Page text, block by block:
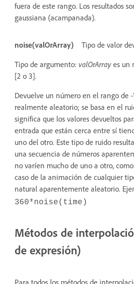
fuera de este rango. Los resultados
gaussiana (acampanada).
noise(valOrArray)
Tipo de valor
Tipo de argumento: valOrArray es un
[2 o 3].
Devuelve un número en el rango de -
realmente aleatorio; se basa en el
significa que los valores devueltos
entrada que están cerca entre sí
uno del otro. Este tipo de ruido
una secuencia de números
no varíen mucho de uno a otro,
caso de la animación de cualquier
natural aparentemente aleatorio.
360*noise(time)
Métodos de
de expresión)
Para todos los métodos de